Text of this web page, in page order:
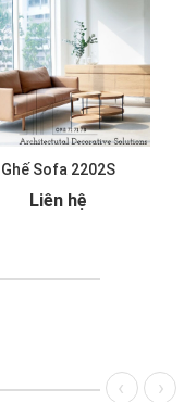
Ghế Sofa 2202S
Liên hệ